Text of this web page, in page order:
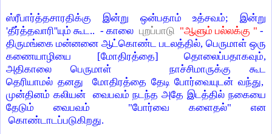
ஸ்ரீபார்த்தசாரதிக்கு இன்று ஒன்பதாம் உத்சவம்; இன்று
'தீர்த்தவாரி''யும் கூட.. -காலை புறப்பாடு "ஆளும் பல்லக்கு " -
திருமங்கை மன்னனை ஆட்கொண்ட படலத்தில், பெருமாள் ஒரு
கணையாழியை [மோதிரத்தை] தொலைப்பதாகவும்,
அதிகாலை
பெருமாள் நாச்சிமாருக்கு கூட
தெரியாமல் தனது மோதிரத்தை தேடி போர்வையுடன் வந்து,
முன்தினம் கலியன் வைபவம் நடந்த அதே இடத்தில் நகையை
தேடும் வைபவம் "போர்வை களைதல்"என
கொண்டாடப்படுகிறது.